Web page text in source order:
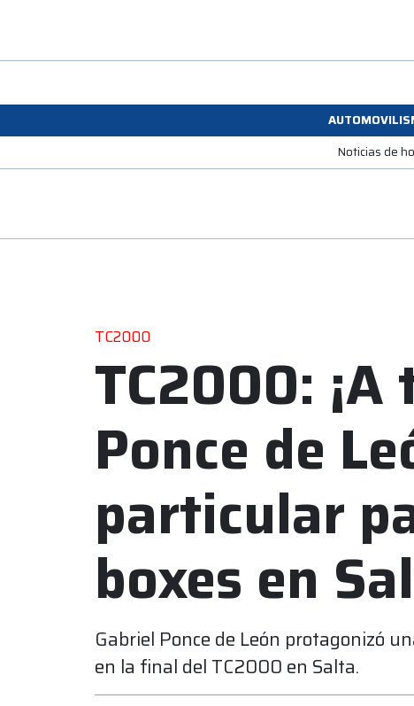
Noticias de
TC2000
TC2000:
Ponce de
particular
boxes en
Gabriel Ponce de León protagonizó
en la final del TC2000 en Salta.